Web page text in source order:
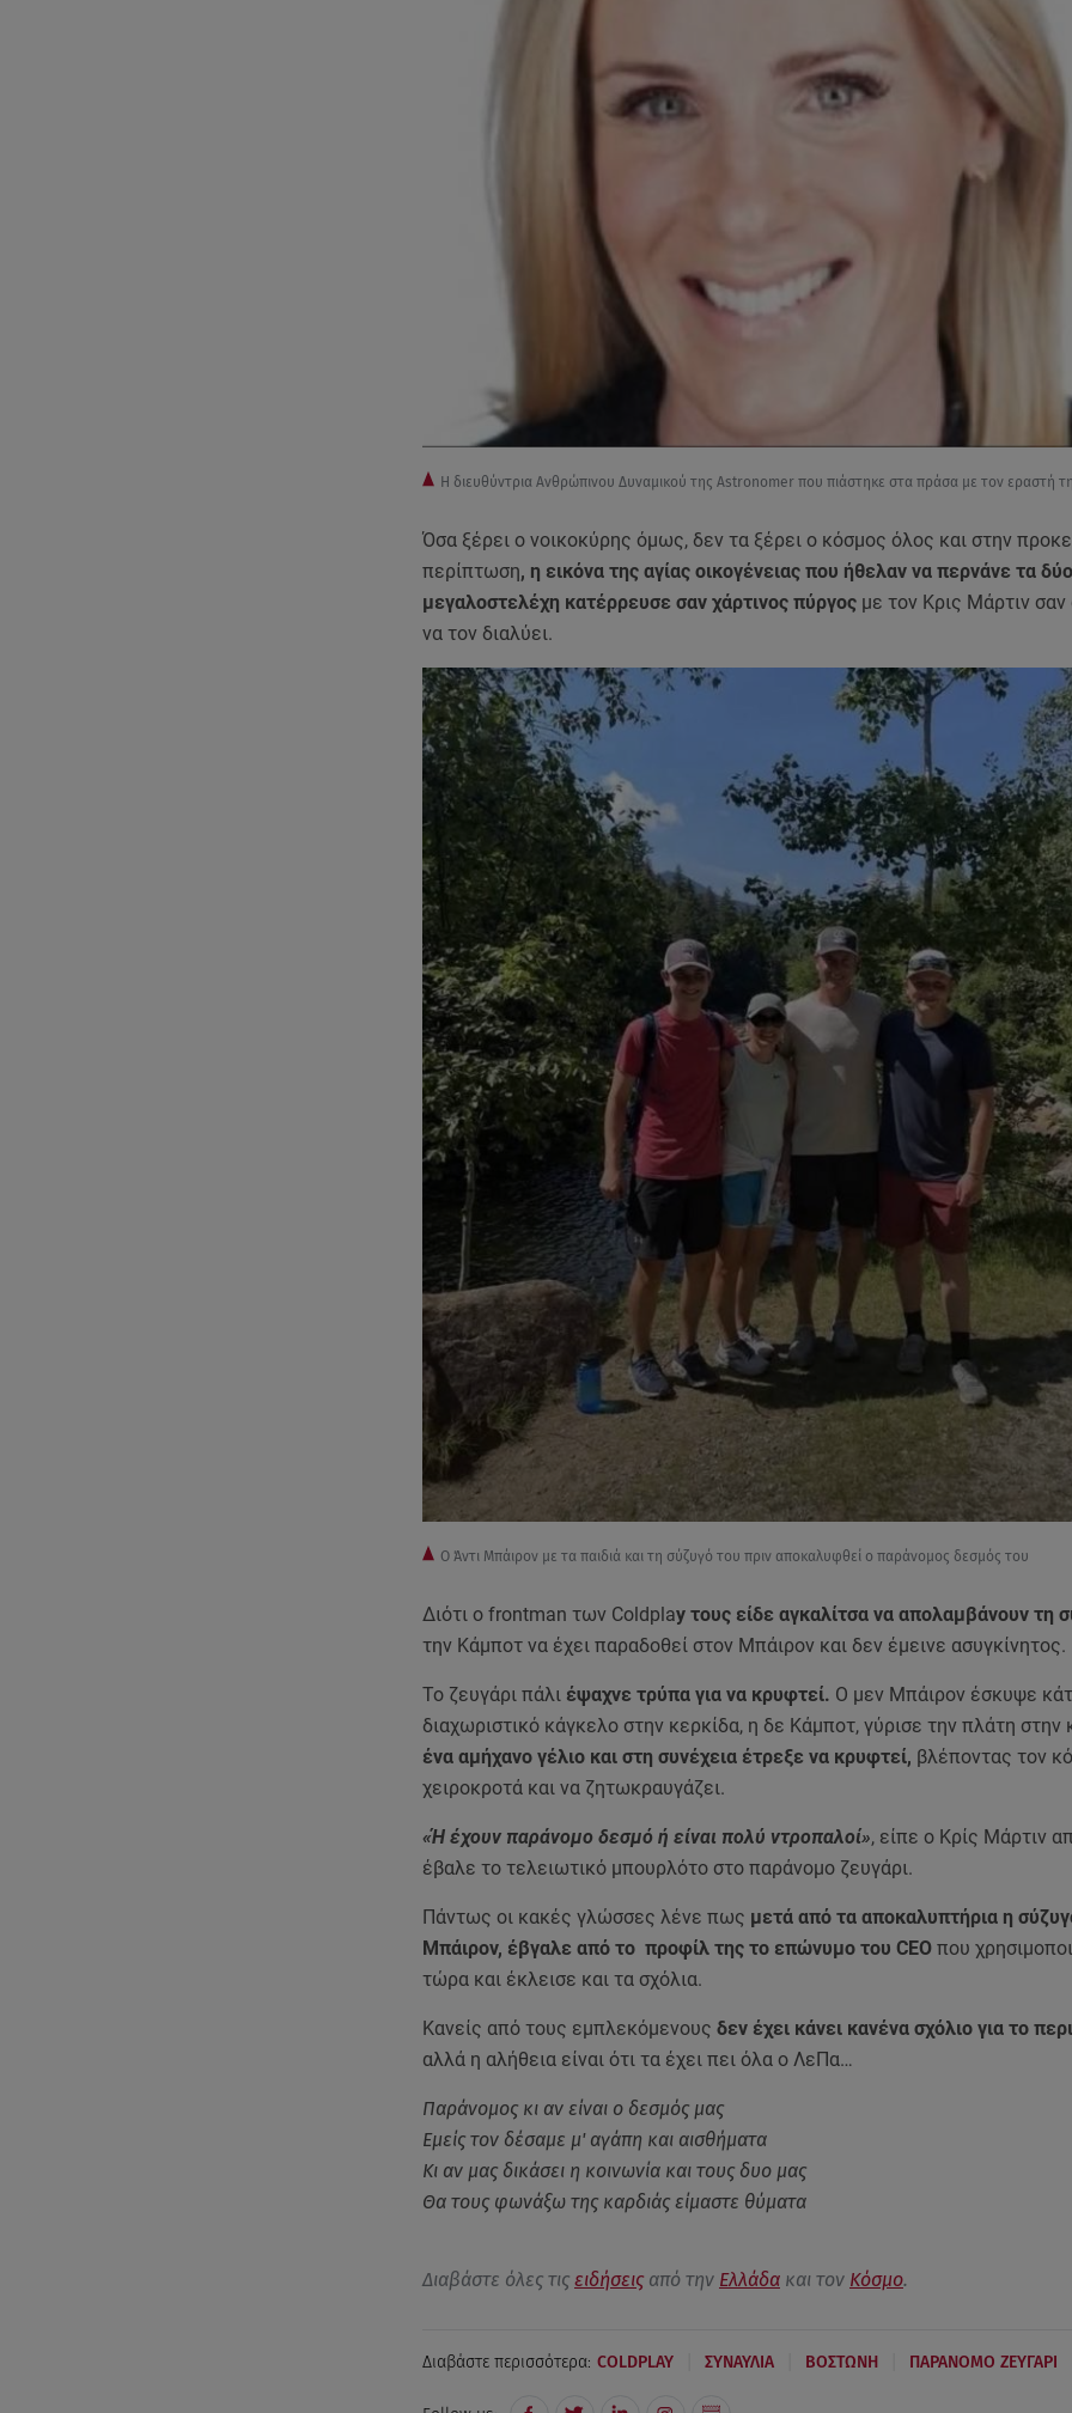
Η διευθύντρια Ανθρώπινου Δυναμικού της Astronomer που πιάστηκε στα πράσα με τον εραστή
Όσα ξέρει ο νοικοκύρης όμως, δεν τα ξέρει ο κόσμος όλος και στην
περίπτωση, η εικόνα της αγίας οικογένειας που ήθελαν να περνάνε τα δύο
μεγαλοστελέχη κατέρρευσε σαν χάρτινος πύργος με τον Κρις Μάρτιν σαν
να τον διαλύει.
Ο Άντι Μπάιρον με τα παιδιά και τη σύζυγό του πριν αποκαλυφθεί ο παράνομος δεσμός του
Διότι ο frontman των Coldplay τους είδε αγκαλίτσα να απολαμβάνουν τη
την Κάμποτ να έχει παραδοθεί στον Μπάιρον και δεν έμεινε ασυγκίνητος.
Το ζευγάρι πάλι έψαχνε τρύπα για να κρυφτεί. Ο μεν Μπάιρον έσκυψε
διαχωριστικό κάγκελο στην κερκίδα, η δε Κάμποτ, γύρισε την πλάτη στην
ένα αμήχανο γέλιο και στη συνέχεια έτρεξε να κρυφτεί, βλέποντας τον
χειροκροτά και να ζητωκραυγάζει.
«Ή έχουν παράνομο δεσμό ή είναι πολύ ντροπαλοί», είπε ο Κρίς Μάρτιν
έβαλε το τελειωτικό μπουρλότο στο παράνομο ζευγάρι.
Πάντως οι κακές γλώσσες λένε πως μετά από τα αποκαλυπτήρια η
Μπάιρον, έβγαλε από το προφίλ της το επώνυμο του CEOπου
τώρα και έκλεισε και τα σχόλια.
Κανείς από τους εμπλεκόμενους δεν έχει κάνει κανένα σχόλιο για το
αλλά η αλήθεια είναι ότι τα έχει πει όλα ο ΛεΠα…
Παράνομος κι αν είναι ο δεσμός μας
Εμείς τον δέσαμε μ' αγάπη και αισθήματα
Κι αν μας δικάσει η κοινωνία και τους δυο μας
Θα τους φωνάξω της καρδιάς είμαστε θύματα
Διαβάστε όλες τις ειδήσειςαπό την Ελλάδακαι τον Κόσμο.
Διαβάστε περισσότερα: COLDPLAY ΣΥΝΑΥΛΙΑ ΒΟΣΤΩΝΗ ΠΑΡΑΝΟΜΟ ΖΕΥΓΑΡΙ